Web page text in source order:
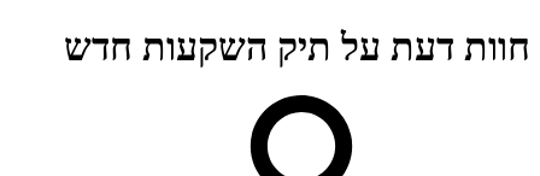
חוות דעת על תיק השקעות חדש